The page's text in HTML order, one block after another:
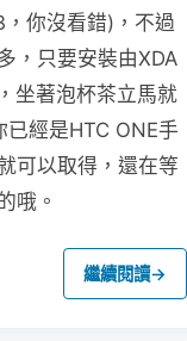
你沒看錯)，不過
，只要安裝由XDA
坐著泡杯茶立馬就
經是HTC ONE手
可以取得，還在等
哦。
繼續閱讀→